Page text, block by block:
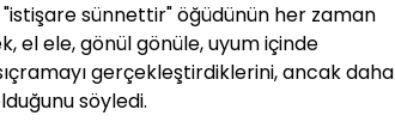
"istişare sünnettir" öğüdünün her zaman
el ele, gönül gönüle, uyum içinde
gerçekleştirdiklerini, ancak daha
söyledi.